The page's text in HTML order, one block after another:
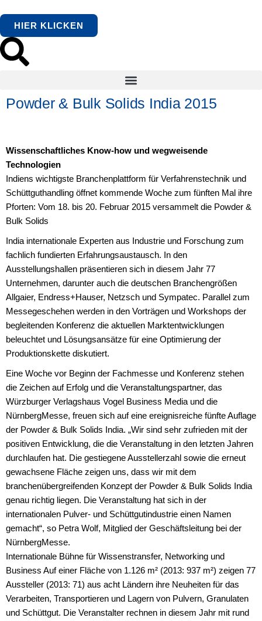
HIER KLICKEN
Powder & Bulk Solids India 2015
Wissenschaftliches Know-how und wegweisende
Technologien
Indiens wichtigste Branchenplattform für Verfahrenstechnik und
Schüttguthandling öffnet kommende Woche zum fünften Mal ihre
Pforten: Vom 18. bis 20. Februar 2015 versammelt die Powder &
Bulk Solids
India internationale Experten aus Industrie und Forschung zum
fachlich fundierten Erfahrungsaustausch. In den
Ausstellungshallen präsentieren sich in diesem Jahr 77
Unternehmen, darunter auch die deutschen Branchengrößen
Allgaier, Endress+Hauser, Netzsch und Sympatec. Parallel zum
Messegeschehen werden in den Vorträgen und Workshops der
begleitenden Konferenz die aktuellen Marktentwicklungen
beleuchtet und Lösungsansätze für eine Optimierung der
Produktionskette diskutiert.
Eine Woche vor Beginn der Fachmesse und Konferenz stehen
die Zeichen auf Erfolg und die Veranstaltungspartner, das
Würzburger Verlagshaus Vogel Business Media und die
NürnbergMesse, freuen sich auf eine ereignisreiche fünfte Auflage
der Powder & Bulk Solids India. „Wir sind sehr zufrieden mit der
positiven Entwicklung, die die Veranstaltung in den letzten Jahren
durchlaufen hat. Die gestiegene Ausstellerzahl sowie die erneut
gewachsene Fläche zeigen uns, dass wir mit dem
branchenübergreifenden Konzept der Powder & Bulk Solids India
genau richtig liegen. Die Veranstaltung hat sich in der
internationalen Pulver- und Schüttgutindustrie einen Namen
gemacht“, so Petra Wolf, Mitglied der Geschäftsleitung bei der
NürnbergMesse.
Internationale Bühne für Wissenstransfer, Networking und
Business Auf einer Fläche von 1.126 m² (2013: 937 m²) zeigen 77
Aussteller (2013: 71) aus acht Ländern ihre Neuheiten für das
Verarbeiten, Transportieren und Lagern von Pulvern, Granulaten
und Schüttgut. Die Veranstalter rechnen in diesem Jahr mit rund